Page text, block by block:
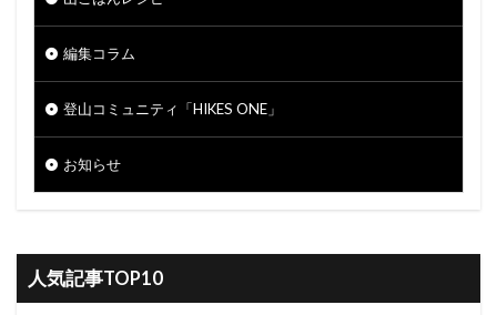
編集コラム
登山コミュニティ「HIKES ONE」
お知らせ
人気記事TOP10